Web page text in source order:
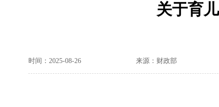
关于育
时间：2025-08-26 来源：财政部